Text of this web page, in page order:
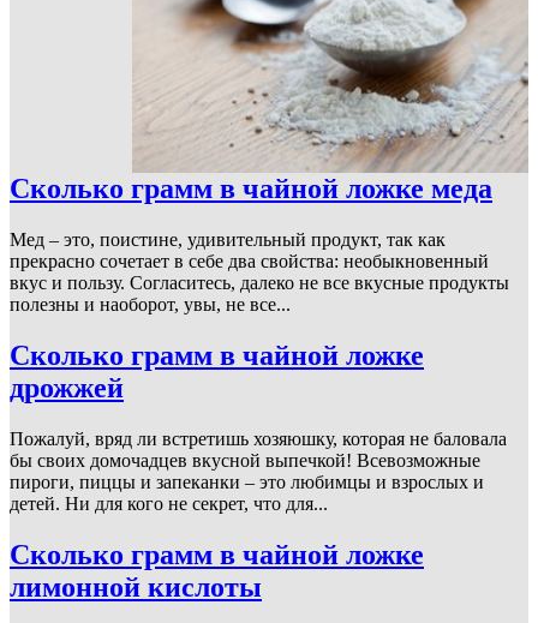
Сколько грамм в чайной ложке меда
Мед – это, поистине, удивительный продукт, так как
прекрасно сочетает в себе два свойства: необыкновенный
вкус и пользу. Согласитесь, далеко не все вкусные продукты
полезны и наоборот, увы, не все...
Сколько грамм в чайной ложке
дрожжей
Пожалуй, вряд ли встретишь хозяюшку, которая не баловала
бы своих домочадцев вкусной выпечкой! Всевозможные
пироги, пиццы и запеканки – это любимцы и взрослых и
детей. Ни для кого не секрет, что для...
Сколько грамм в чайной ложке
лимонной кислоты